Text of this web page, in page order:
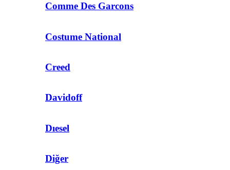
Comme Des Garcons
Costume National
Creed
Davidoff
Dıesel
Diğer